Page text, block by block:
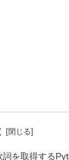
を取得する